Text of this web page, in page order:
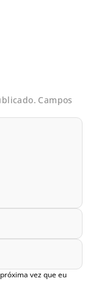
Campos
vez que eu